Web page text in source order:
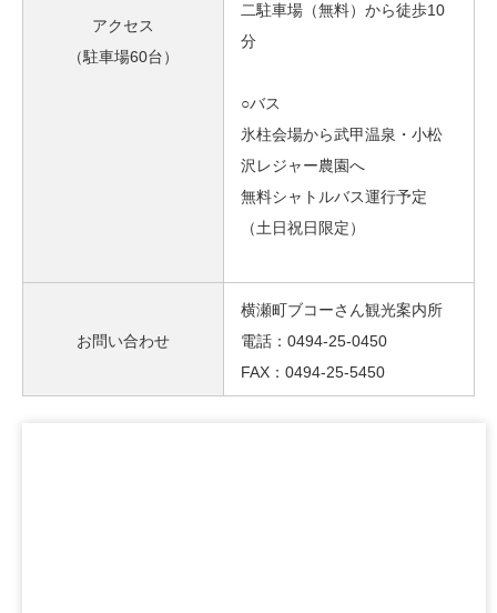
アクセス
（駐車場60台）
二駐車場（無料）から徒歩10
分
○バス
氷柱会場から武甲温泉・小松
沢レジャー農園へ
無料シャトルバス運行予定
（土日祝日限定）
お問い合わせ
横瀬町ブコーさん観光案内所
電話：0494-25-0450
FAX：0494-25-5450